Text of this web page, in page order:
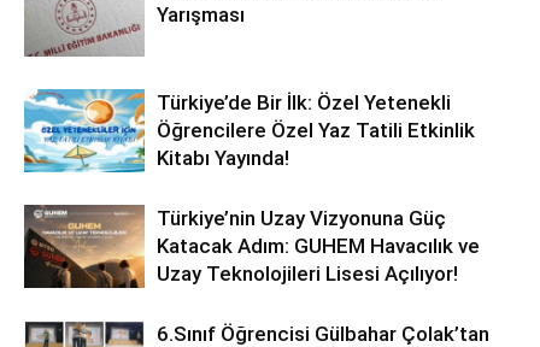
Yarışması
Türkiye’de Bir İlk: Özel Yetenekli
Öğrencilere Özel Yaz Tatili Etkinlik
Kitabı Yayında!
Türkiye’nin Uzay Vizyonuna Güç
Katacak Adım: GUHEM Havacılık ve
Uzay Teknolojileri Lisesi Açılıyor!
6.Sınıf Öğrencisi Gülbahar Çolak’tan